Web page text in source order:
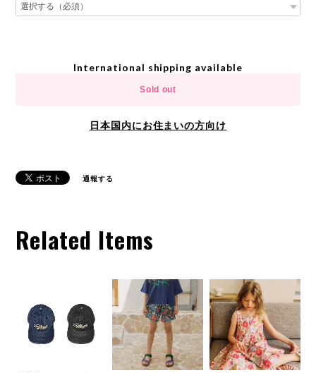
International shipping available
Sold out
日本国内にお住まいの方向け
通報する
Related Items